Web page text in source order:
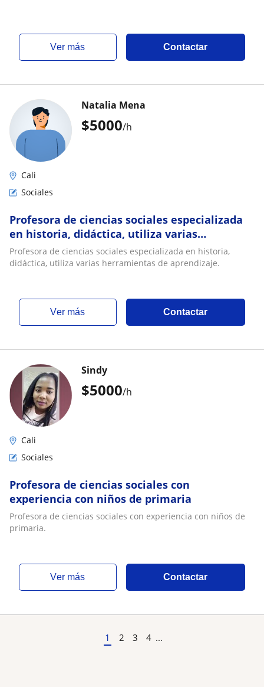
ver más Contactar
$5000/h
Natalia Mena
Cali
Sociales
Profesora de ciencias sociales especializada
en historia, didáctica, utiliza varias
herramientas de aprendizaje
Profesora de ciencias sociales especializada en historia,
didáctica, utiliza varias herramientas de aprendizaje.
ver más Contactar
$5000/h
Sindy
Cali
Sociales
Profesora de ciencias sociales con
experiencia con niños de primaria
Profesora de ciencias sociales con experiencia con niños de
primaria.
ver más Contactar
1 2 3 4 ...